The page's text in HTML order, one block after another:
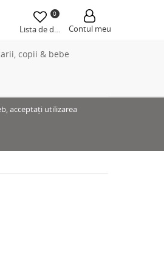
0
Lista de dorințeContul meu
copii & bebe
acceptați utilizarea